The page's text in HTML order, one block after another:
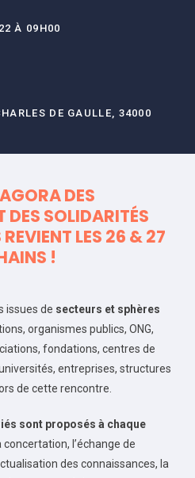
À 09H00
DE GAULLE, 34000
DES
DES SOLIDARITÉS
LES 26 & 27
!
issues de secteurs et sphères
organismes publics, ONG,
fondations, centres de
entreprises, structures
de cette rencontre.
sont proposés à chaque
l’échange de
des connaissances, la